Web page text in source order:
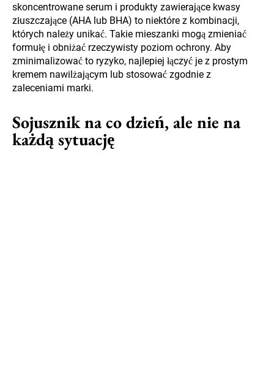
skoncentrowane serum i produkty zawierające kwasy
złuszczające (AHA lub BHA) to niektóre z kombinacji,
których należy unikać. Takie mieszanki mogą zmieniać
formułę i obniżać rzeczywisty poziom ochrony. Aby
zminimalizować to ryzyko, najlepiej łączyć je z prostym
kremem nawilżającym lub stosować zgodnie z
zaleceniami marki.
Sojusznik na co dzień, ale nie na
każdą sytuację